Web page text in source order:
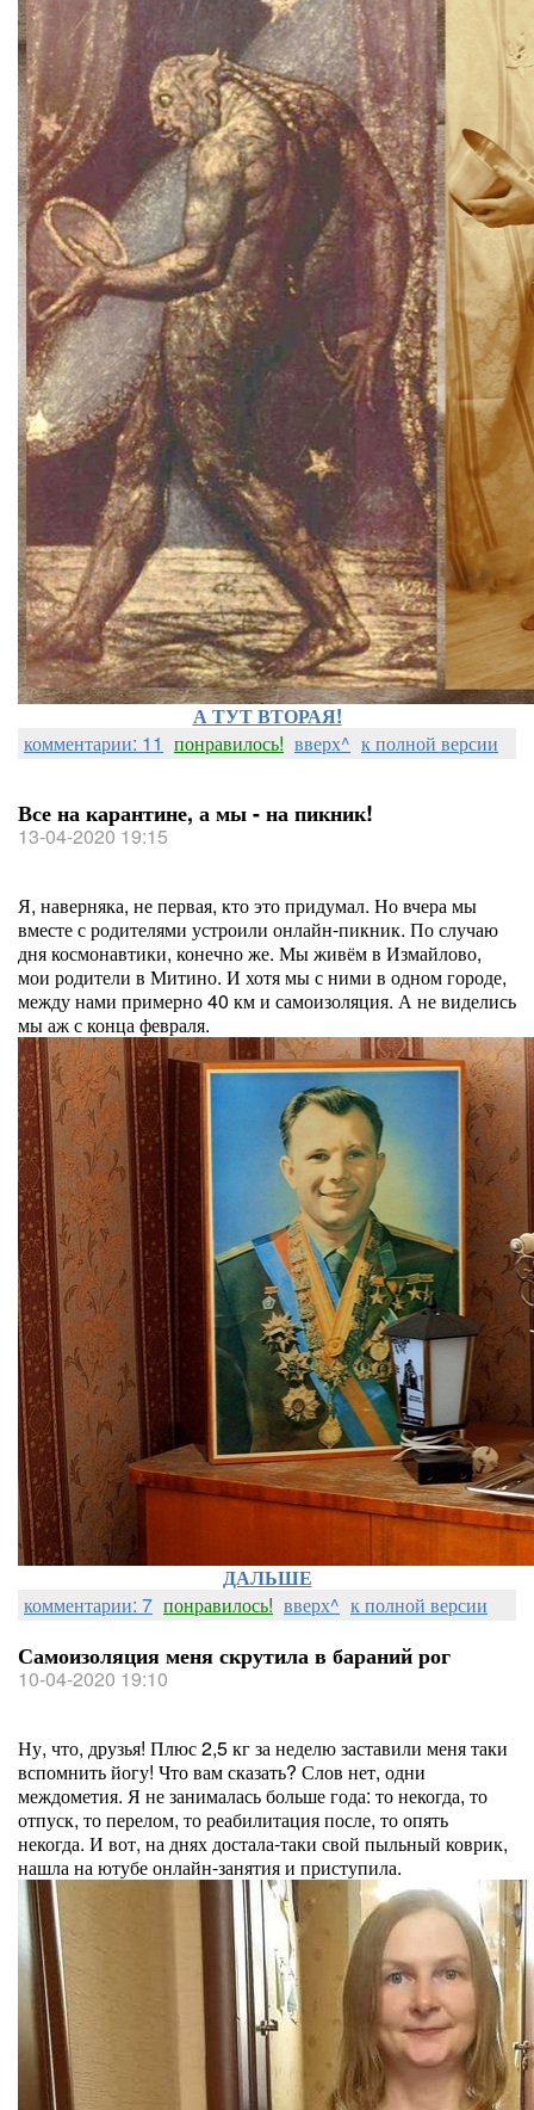
А ТУТ ВТОРАЯ!
комментарии: 11 понравилось! вверх^ к полной версии
Все на карантине, а мы - на пикник!
13-04-2020 19:15
Я, наверняка, не первая, кто это придумал. Но вчера мы
вместе с родителями устроили онлайн-пикник. По случаю
дня космонавтики, конечно же. Мы живём в Измайлово,
мои родители в Митино. И хотя мы с ними в одном городе,
между нами примерно 40 км и самоизоляция. А не виделись
мы аж с конца февраля.
ДАЛЬШЕ
комментарии: 7 понравилось! вверх^ к полной версии
Самоизоляция меня скрутила в бараний рог
10-04-2020 19:10
Ну, что, друзья! Плюс 2,5 кг за неделю заставили меня таки
вспомнить йогу! Что вам сказать? Слов нет, одни
междометия. Я не занималась больше года: то некогда, то
отпуск, то перелом, то реабилитация после, то опять
некогда. И вот, на днях достала-таки свой пыльный коврик,
нашла на ютубе онлайн-занятия и приступила.